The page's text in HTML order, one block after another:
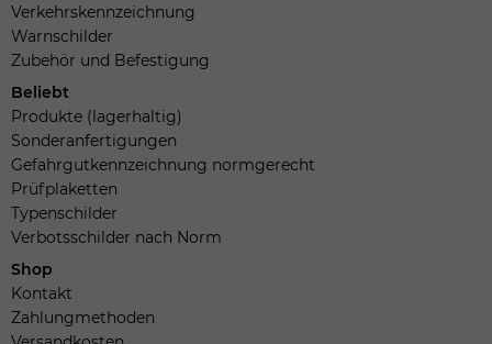
Verkehrskennzeichnung
Warnschilder
Zubehör und Befestigung
Beliebt
Produkte (lagerhaltig)
Sonderanfertigungen
Gefahrgutkennzeichnung normgerecht
Prüfplaketten
Typenschilder
Verbotsschilder nach Norm
Shop
Kontakt
Zahlungmethoden